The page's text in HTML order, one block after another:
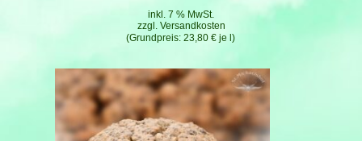
23,80€ jel
inkl. 7 % MwSt.
zzgl. Versandkosten